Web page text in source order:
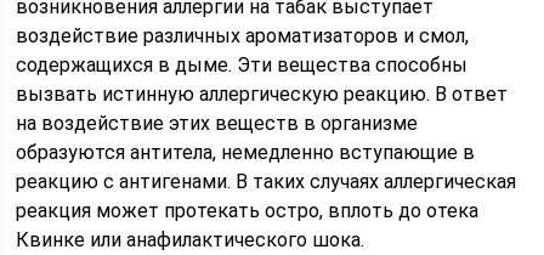
возникновения аллергии на табак выступает
воздействие различных ароматизаторов и смол,
содержащихся в дыме. Эти вещества способны
вызвать истинную аллергическую реакцию. В ответ
на воздействие этих веществ в организме
образуются антитела, немедленно вступающие в
реакцию с антигенами. В таких случаях аллергическая
реакция может протекать остро, вплоть до отека
Квинке или анафилактического шока.